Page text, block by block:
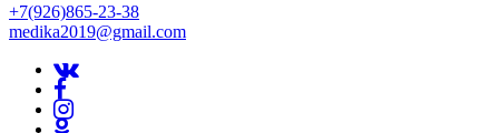
+7(926)865-23-38
medika2019@gmail.com